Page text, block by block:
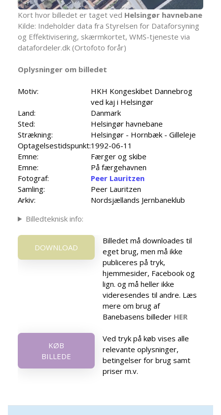
Kort hvor billedet er taget ved Helsingør havnebane
Kilde: Indeholder data fra Styrelsen for Dataforsyning
og Effektivisering, skærmkortet, WMS-tjeneste via
datafordeler.dk (Ortofoto forår)
Oplysninger om billedet
Motiv:
HKH Kongeskibet Dannebrog
ved kaj i Helsingør
Land:
Danmark
Sted:
Helsingør havnebane
Strækning:
Helsingør - Hornbæk - Gilleleje
Optagelsestidspunkt:1992-06-11
Emne:
Færger og skibe
Emne:
På færgehavnen
Fotograf:
Peer Lauritzen
Samling:
Peer Lauritzen
Arkiv:
Nordsjællands Jernbaneklub
Billedteknisk info:
DOWNLOAD
Billedet må downloades til
eget brug, men må ikke
publiceres på tryk,
hjemmesider, Facebook og
lign. og må heller ikke
videresendes til andre. Læs
mere om brug af
Banebasens billeder HER
KØB
BILLEDE
Ved tryk på køb vises alle
relevante oplysninger,
betingelser for brug samt
priser m.v.